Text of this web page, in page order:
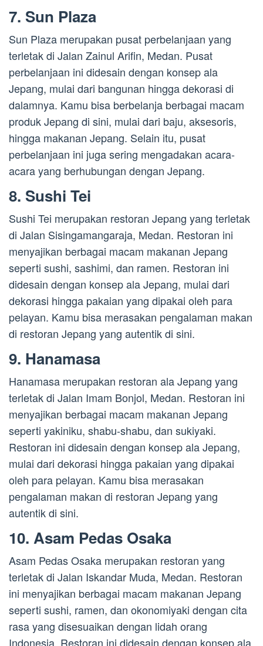
7. Sun Plaza
Sun Plaza merupakan pusat perbelanjaan yang
terletak di Jalan Zainul Arifin, Medan. Pusat
perbelanjaan ini didesain dengan konsep ala
Jepang, mulai dari bangunan hingga dekorasi di
dalamnya. Kamu bisa berbelanja berbagai macam
produk Jepang di sini, mulai dari baju, aksesoris,
hingga makanan Jepang. Selain itu, pusat
perbelanjaan ini juga sering mengadakan acara-
acara yang berhubungan dengan Jepang.
8. Sushi Tei
Sushi Tei merupakan restoran Jepang yang terletak
di Jalan Sisingamangaraja, Medan. Restoran ini
menyajikan berbagai macam makanan Jepang
seperti sushi, sashimi, dan ramen. Restoran ini
didesain dengan konsep ala Jepang, mulai dari
dekorasi hingga pakaian yang dipakai oleh para
pelayan. Kamu bisa merasakan pengalaman makan
di restoran Jepang yang autentik di sini.
9. Hanamasa
Hanamasa merupakan restoran ala Jepang yang
terletak di Jalan Imam Bonjol, Medan. Restoran ini
menyajikan berbagai macam makanan Jepang
seperti yakiniku, shabu-shabu, dan sukiyaki.
Restoran ini didesain dengan konsep ala Jepang,
mulai dari dekorasi hingga pakaian yang dipakai
oleh para pelayan. Kamu bisa merasakan
pengalaman makan di restoran Jepang yang
autentik di sini.
10. Asam Pedas Osaka
Asam Pedas Osaka merupakan restoran yang
terletak di Jalan Iskandar Muda, Medan. Restoran
ini menyajikan berbagai macam makanan Jepang
seperti sushi, ramen, dan okonomiyaki dengan cita
rasa yang disesuaikan dengan lidah orang
Indonesia. Restoran ini didesain dengan konsep ala